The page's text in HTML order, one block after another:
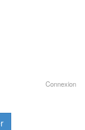
Connexion